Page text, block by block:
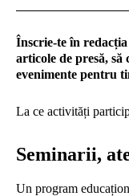
Înscrie-te în
articole de presă,
evenimente pentru
La ce activități
Seminarii,
Un program